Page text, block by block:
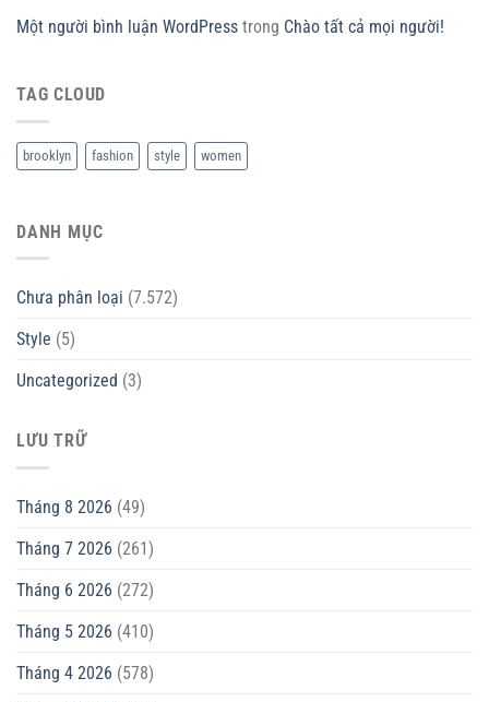
Một người bình luận WordPress trong Chào tất cả mọi người!
TAG CLOUD
brooklyn fashion style women
DANH MỤC
Chưa phân loại (7.572)
Style (5)
Uncategorized (3)
LƯU TRỮ
Tháng 8 2026 (49)
Tháng 7 2026 (261)
Tháng 6 2026 (272)
Tháng 5 2026 (410)
Tháng 4 2026 (578)